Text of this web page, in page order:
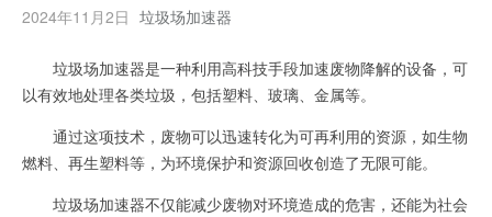
2024年11月2日 垃圾场加速器
垃圾场加速器是一种利用高科技手段加速废物降解的设备，可
以有效地处理各类垃圾，包括塑料、玻璃、金属等。
通过这项技术，废物可以迅速转化为可再利用的资源，如生物
燃料、再生塑料等，为环境保护和资源回收创造了无限可能。
垃圾场加速器不仅能减少废物对环境造成的危害，还能为社会